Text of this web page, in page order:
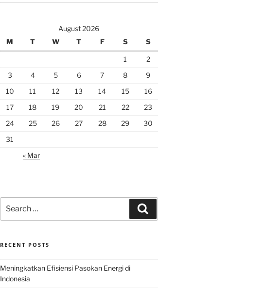
August 2026
M
T W T F S S
1
2
3
4 5 6 7 8
9
10
11 12 13 14 15
16
17
18 19 20 21 22
23
24
25 26 27 28 29
30
31
« Mar
for:
RECENT POSTS
Meningkatkan Efisiensi Pasokan Energi di
Indonesia